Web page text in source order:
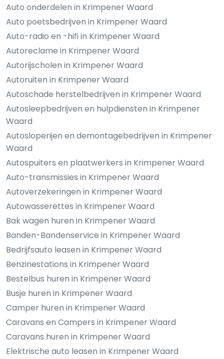
Auto onderdelen in Krimpener Waard
Auto poetsbedrijven in Krimpener Waard
Auto-radio en -hifi in Krimpener Waard
Autoreclame in Krimpener Waard
Autorijscholen in Krimpener Waard
Autoruiten in Krimpener Waard
Autoschade herstelbedrijven in Krimpener Waard
Autosleepbedrijven en hulpdiensten in Krimpener
Waard
Autosloperijen en demontagebedrijven in Krimpener
Waard
Autospuiters en plaatwerkers in Krimpener Waard
Auto-transmissies in Krimpener Waard
Autoverzekeringen in Krimpener Waard
Autowasserettes in Krimpener Waard
Bak wagen huren in Krimpener Waard
Banden-Bandenservice in Krimpener Waard
Bedrijfsauto leasen in Krimpener Waard
Benzinestations in Krimpener Waard
Bestelbus huren in Krimpener Waard
Busje huren in Krimpener Waard
Camper huren in Krimpener Waard
Caravans en Campers in Krimpener Waard
Caravans huren in Krimpener Waard
Elektrische auto leasen in Krimpener Waard